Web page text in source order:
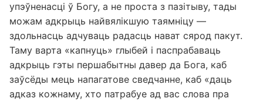
упэўненасці ў Богу, а не проста з пазітыву, тады
можам адкрыць найвялікшую таямніцу —
здольнасць адчуваць радасць нават сярод пакут.
Таму варта «капнуць» глыбей і паспрабаваць
адкрыць гэты першабытны давер да Бога, каб
заўсёды мець напагатове сведчанне, каб «даць
адказ кожнаму, хто патрабуе ад вас слова пра